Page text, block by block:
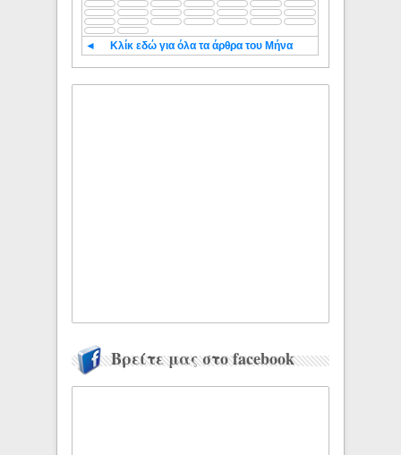
◄ Κλίκ εδώ για όλα τα άρθρα του Μήνα
Βρείτε μας στο facebook